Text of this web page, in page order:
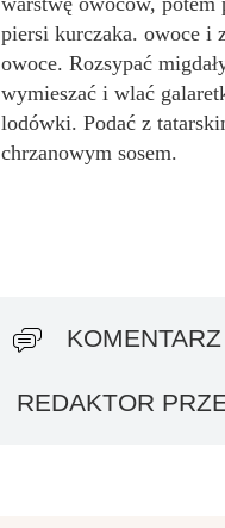
piersi kurczaka. owoce i
owoce. Rozsypać
wymieszać i wlać
lodówki. Podać z
chrzanowym sosem.
KOMENTARZ
REDAKTOR